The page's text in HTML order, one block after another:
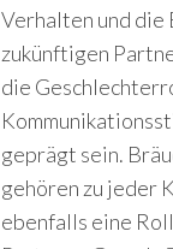
Verhalten und die
zukünftigen
die
geprägt sein.
gehören zu jeder
ebenfalls eine